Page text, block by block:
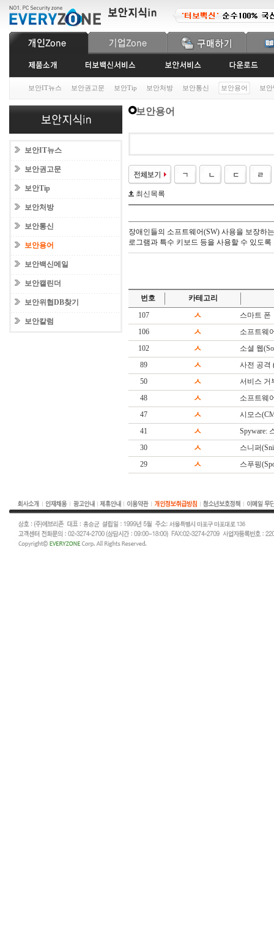
보안IT뉴스 보안권고문 보안Tip 보안처방 보안통신 보안용어 보
보안IT뉴스
보안권고문
보안Tip
보안처방
보안통신
보안용어
보안백신메일
보안캘린더
보안위협DB찾기
보안칼럼
보안용어
최신목록
장애인들의 소프트웨어(SW) 사용을 보장하
로그램과 특수 키보드 등을 사용할 수 있도
번호
카테고리
107
ㅅ
스마트 폰
106
ㅅ
소프트웨
102
ㅅ
소셜 웹
89
ㅅ
사전 공격
50
ㅅ
서비스 거
48
ㅅ
소프트웨
47
ㅅ
시모스
41
ㅅ
Spyware:
30
ㅅ
스니퍼
29
ㅅ 스푸핑